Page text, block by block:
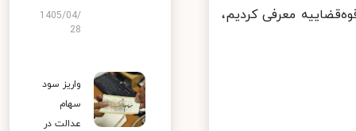
ارزی‌ای که به قوه‌قضاییه معرفی کردیم،
1405/04/
28
واریز سود
سهام
عدالت در